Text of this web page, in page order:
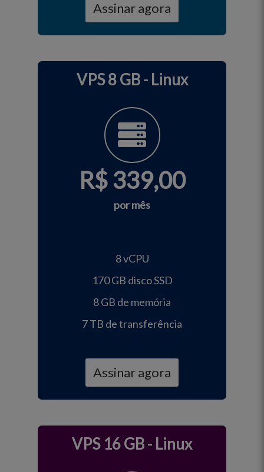
Assinar agora
VPS 8 GB - Linux
R$339,00
por mês
8 vCPU
170 GB disco SSD
8 GB de memória
7 TB de transferência
Assinar agora
VPS 16 GB - Linux